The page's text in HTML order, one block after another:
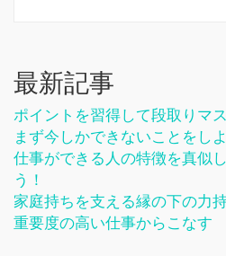
最新記事
ポイントを習得して段取りマ
まず今しかできないことをし
仕事ができる人の特徴を真似
う！
家庭持ちを支える縁の下の力
重要度の高い仕事からこなす